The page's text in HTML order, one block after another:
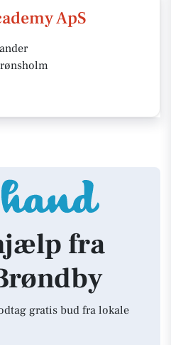
ApS
fra
gratis bud fra lokale